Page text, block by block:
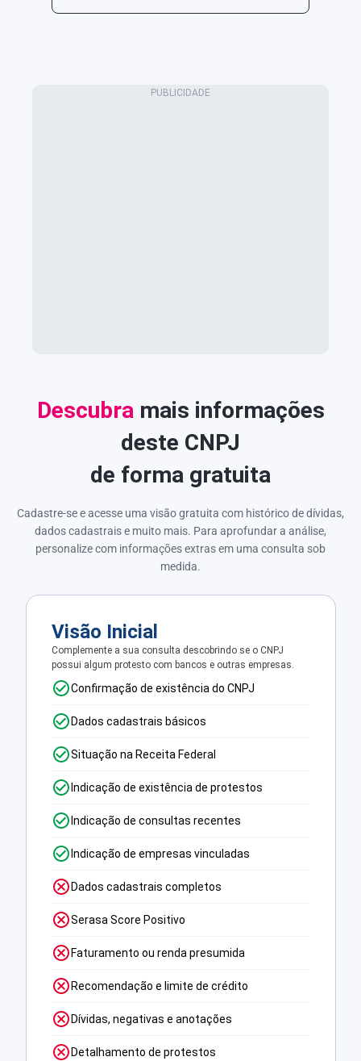
Descubra mais informações
deste CNPJ
de forma gratuita
Cadastre-se e acesse uma visão gratuita com histórico de dívidas,
dados cadastrais e muito mais. Para aprofundar a análise,
personalize com informações extras em uma consulta sob
medida.
Visão Inicial
Complemente a sua consulta descobrindo se o CNPJ
possui algum protesto com bancos e outras empresas.
Confirmação de existência do CNPJ
Dados cadastrais básicos
Situação na Receita Federal
Indicação de existência de protestos
Indicação de consultas recentes
Indicação de empresas vinculadas
Dados cadastrais completos
Serasa Score Positivo
Faturamento ou renda presumida
Recomendação e limite de crédito
Dívidas, negativas e anotações
Detalhamento de protestos